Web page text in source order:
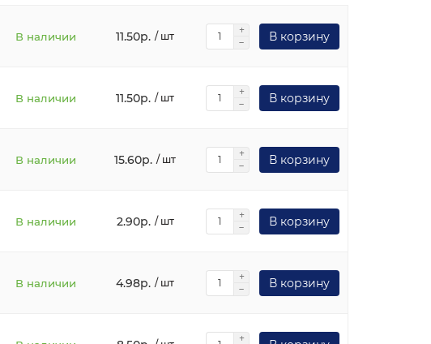
В наличии 11.50р. / шт В корзину
В наличии 11.50р. / шт В корзину
В наличии 15.60р. / шт В корзину
В наличии 2.90р. / шт В корзину
В наличии 4.98р. / шт В корзину